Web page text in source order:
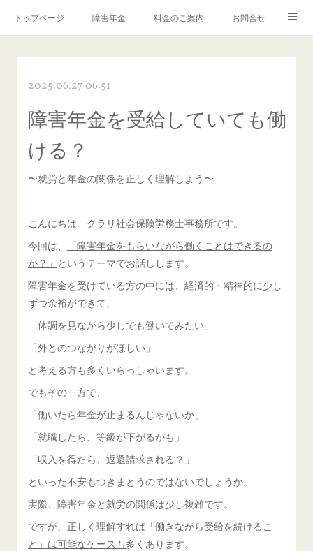
トップページ 障害年金 料金のご案内 お問合せ
2025.06.27 06:51
障害年金を受給していても働
ける？
〜就労と年金の関係を正しく理解しよう〜
こんにちは。クラリ社会保険労務士事務所です。
今回は、
「障害年金をもらいながら働くことはできるの
か？」 というテーマでお話しします。
障害年金を受けている方の中には、経済的・精神的に少し
ずつ余裕ができて、
「体調を見ながら少しでも働いてみたい」
「外とのつながりがほしい」
と考える方も多くいらっしゃいます。
でもその一方で、
「働いたら年金が止まるんじゃないか」
「就職したら、等級が下がるかも」
「収入を得たら、返還請求される？」
といった不安もつきまとうのではないでしょうか。
実際、障害年金と就労の関係は少し複雑です。
ですが、 正しく理解すれば「働きながら受給を続けるこ
と」は可能なケースも多くあります。